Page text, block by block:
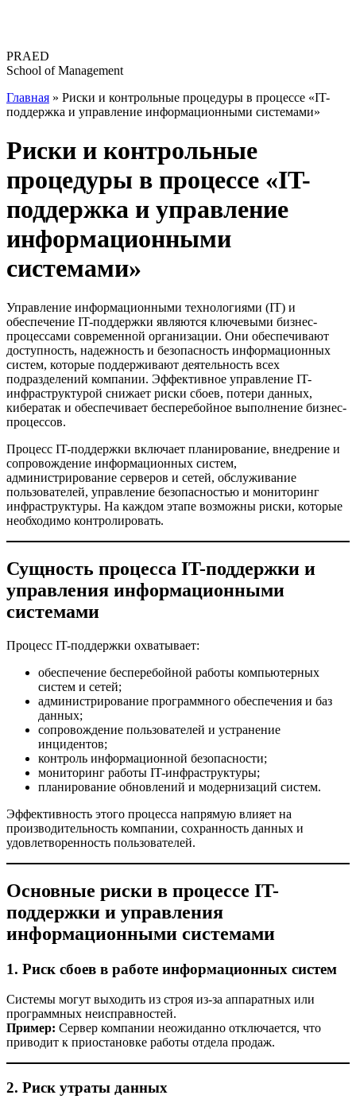
PRAED
School of Management
Главная » Риски и контрольные процедуры в процессе «IT-
поддержка и управление информационными системами»
Риски и контрольные
процедуры в процессе «IT-
поддержка и управление
информационными
системами»
Управление информационными технологиями (IT) и
обеспечение IT-поддержки являются ключевыми бизнес-
процессами современной организации. Они обеспечивают
доступность, надежность и безопасность информационных
систем, которые поддерживают деятельность всех
подразделений компании. Эффективное управление IT-
инфраструктурой снижает риски сбоев, потери данных,
кибератак и обеспечивает бесперебойное выполнение бизнес-
процессов.
Процесс IT-поддержки включает планирование, внедрение и
сопровождение информационных систем,
администрирование серверов и сетей, обслуживание
пользователей, управление безопасностью и мониторинг
инфраструктуры. На каждом этапе возможны риски, которые
необходимо контролировать.
Сущность процесса IT-поддержки и
управления информационными
системами
Процесс IT-поддержки охватывает:
обеспечение бесперебойной работы компьютерных
систем и сетей;
администрирование программного обеспечения и баз
данных;
сопровождение пользователей и устранение
инцидентов;
контроль информационной безопасности;
мониторинг работы IT-инфраструктуры;
планирование обновлений и модернизаций систем.
Эффективность этого процесса напрямую влияет на
производительность компании, сохранность данных и
удовлетворенность пользователей.
Основные риски в процессе IT-
поддержки и управления
информационными системами
1. Риск сбоев в работе информационных систем
Системы могут выходить из строя из-за аппаратных или
программных неисправностей.
Пример: Сервер компании неожиданно отключается, что
приводит к приостановке работы отдела продаж.
2. Риск утраты данных